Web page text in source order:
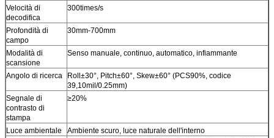
Velocità di
decodifica
300times/s
Profondità di
campo
30mm-700mm
Modalità di
scansione
Senso manuale, continuo, automatico, infiammante
Angolo di ricerca
Roll±30°, Pitch±60°, Skew±60° (PCS90%, codice
39,10mil/0.25mm)
Segnale di
contrasto di
stampa
≥20%
Luce ambientale
Ambiente scuro, luce naturale dell'interno